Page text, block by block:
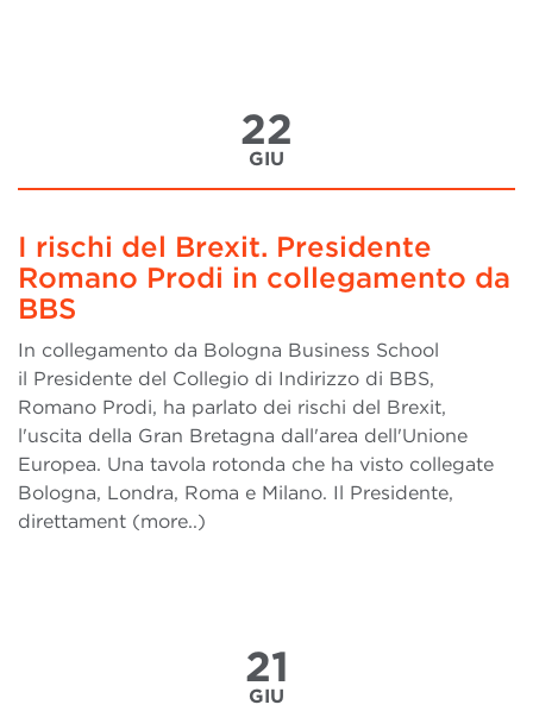
22
GIU
I rischi del Brexit. Presidente
Romano Prodi in collegamento da
BBS
In collegamento da Bologna Business School
il Presidente del Collegio di Indirizzo di BBS,
Romano Prodi, ha parlato dei rischi del Brexit,
l'uscita della Gran Bretagna dall'area dell'Unione
Europea. Una tavola rotonda che ha visto collegate
Bologna, Londra, Roma e Milano. Il Presidente,
direttament (more..)
21
GIU